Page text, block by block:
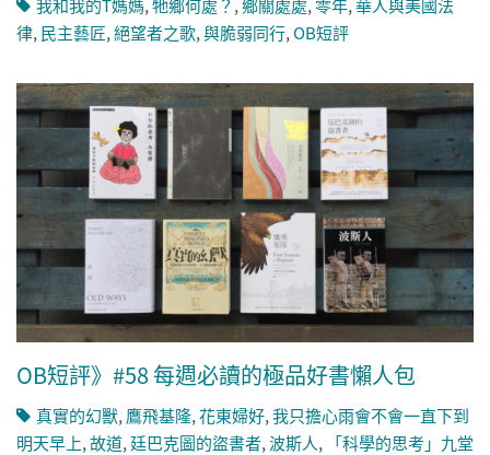
我和我的T媽媽,牠鄉何處？ ,鄉關處處,零年,華人與美國法
律, 民主藝匠,絕望者之歌,與脆弱同行,OB短評
OB短評》#58 每週必讀的極品好書懶人包
真實的幻獸, 鷹飛基隆,花東婦好,我只擔心雨會不會一直下到
明天早上,故道,廷巴克圖的盜書者,波斯人,
「科學的思考」九堂